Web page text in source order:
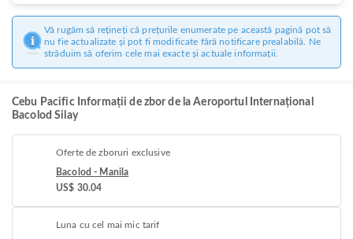
Vă rugăm să rețineți că prețurile enumerate pe această pagină pot să
nu fie actualizate și pot fi modificate fără notificare prealabilă. Ne
străduim să oferim cele mai exacte și actuale informații.
Cebu Pacific Informații de zbor de la Aeroportul Internațional
Bacolod Silay
Oferte de zboruri exclusive
Bacolod - Manila
US$ 30.04
Luna cu cel mai mic tarif